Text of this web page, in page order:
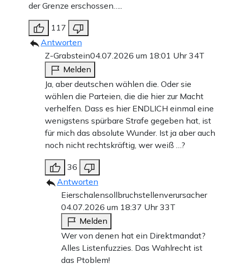
der Grenze erschossen…..
117
Antworten
Z-Grabstein04.07.2026 um 18:01 Uhr34T
Melden
Ja, aber deutschen wählen die. Oder sie
wählen die Parteien, die die hier zur Macht
verhelfen. Dass es hier ENDLICH einmal eine
wenigstens spürbare Strafe gegeben hat, ist
für mich das absolute Wunder. Ist ja aber auch
noch nicht rechtskräftig, wer weiß …?
36
Antworten
Eierschalensollbruchstellenverursacher
04.07.2026 um 18:37 Uhr33T
Melden
Wer von denen hat ein Direktmandat?
Alles Listenfuzzies. Das Wahlrecht ist
das Ptoblem!